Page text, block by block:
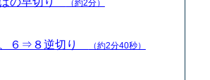
（約2分）
６⇒８逆切り （約2分40秒）